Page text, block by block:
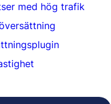
med hög trafik